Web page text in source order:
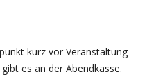
kurz vor Veranstaltung
es an der Abendkasse.